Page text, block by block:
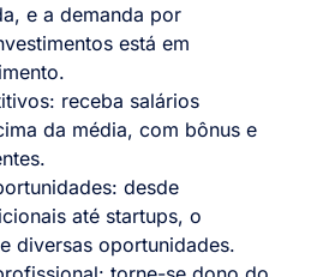
e a demanda por
está em
receba salários
da média, com bônus e
desde
até startups, o
diversas oportunidades.